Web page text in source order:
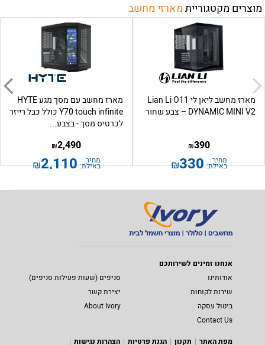
מוצרים מקטגורייתמארזי מחשב
מארז מחשב ליאן לי Lian Li O11
DYNAMIC MINI V2 – צבע שחור
390
₪
מחיר
באילת: 330
₪
מארז מחשב עם מסך מגע HYTE
Y70 touch infinite כולל כבל רייזר
לכרטיס מסך - בצבע...
2,490
₪
מחיר
באילת: 2,110
₪
אנחנו זמינים לשירותכם
אודותינו
סניפים (שעות פעילות סניפים)
שירות לקוחות
יצירת קשר
ביטול עסקה
About Ivory
Contact Us
מפת האתר
תקנון הגנת פרטיות
הצהרות נגישות